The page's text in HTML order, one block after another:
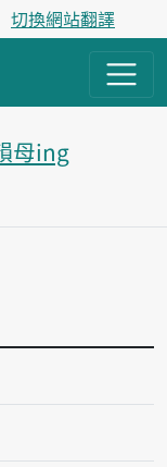
切換網站翻譯
母ing